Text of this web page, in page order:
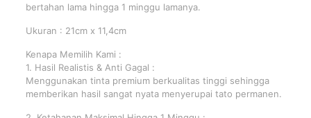
bertahan lama hingga 1 minggu lamanya.
Ukuran : 21cm x 11,4cm
Kenapa Memilih Kami :
1. Hasil Realistis & Anti Gagal :
Menggunakan tinta premium berkualitas tinggi sehingga
memberikan hasil sangat nyata menyerupai tato permanen.